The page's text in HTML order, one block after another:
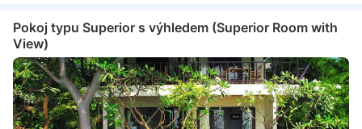
Pokoj typu Superior s výhledem (Superior Room with
View)